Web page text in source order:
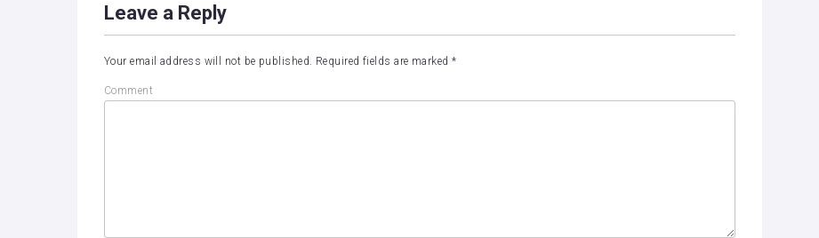
Leave a Reply
Your email address will not be published. Required fields are marked*
Comment